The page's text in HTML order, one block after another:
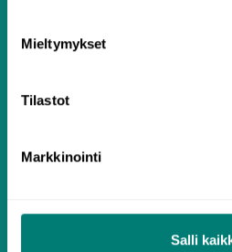
Mieltymykset
Tilastot
Markkinointi
Salli
kuukautta
kuukautta